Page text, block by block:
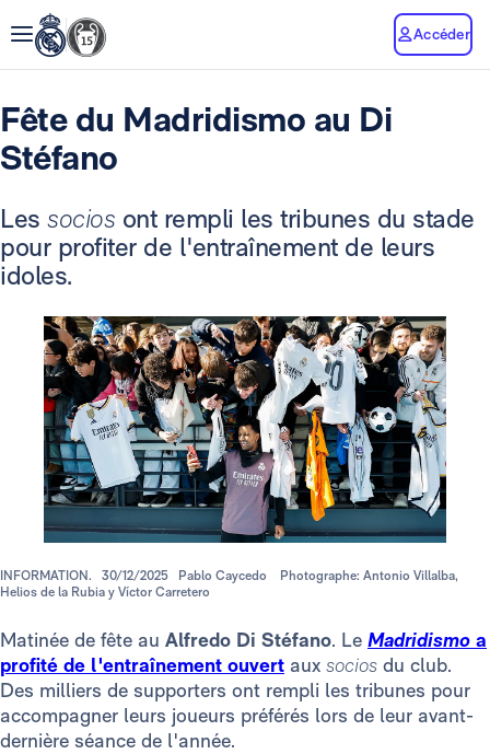
Accéder
Fête du Madridismo au Di
Stéfano
Les socios ont rempli les tribunes du stade
pour profiter de l'entraînement de leurs
idoles.
INFORMATION. 30/12/2025 Pablo Caycedo
Photographe: Antonio Villalba,
Helios de la Rubia y Víctor Carretero
Matinée de fête au Alfredo Di Stéfano. Le Madridismo a
profité de l'entraînement ouvert aux socios du club.
Des milliers de supporters ont rempli les tribunes pour
accompagner leurs joueurs préférés lors de leur avant-
dernière séance de l'année.